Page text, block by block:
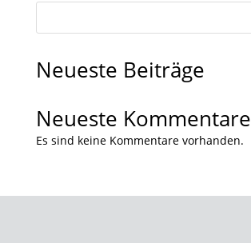
Neueste Beiträge
Neueste Kommentare
Es sind keine Kommentare vorhanden.